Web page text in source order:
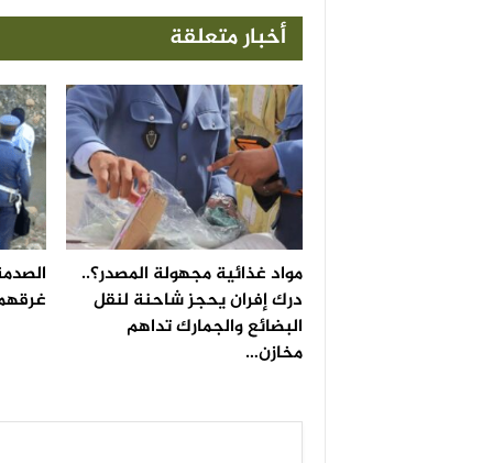
أخبار متعلقة
مواد غذائية مجهولة المصدر؟..
درك إفران يحجز شاحنة لنقل
البضائع والجمارك تداهم
مخازن…